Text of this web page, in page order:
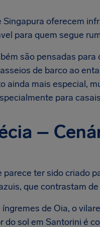
oferecem
para quem segue
são pensadas
de barco ao
ainda mais especial,
para
–
ter sido criado
que contrastam
de Oia, o
do sol em Santorini é